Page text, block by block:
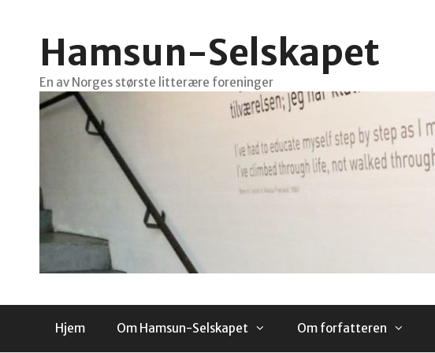
Hamsun-Selskapet
En av Norges største litterære foreninger
Hjem Om Hamsun-Selskapet Om forfatteren